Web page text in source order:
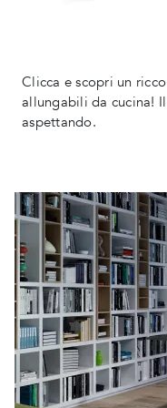
Clicca e scopri un
allungabili da cucina!
aspettando.